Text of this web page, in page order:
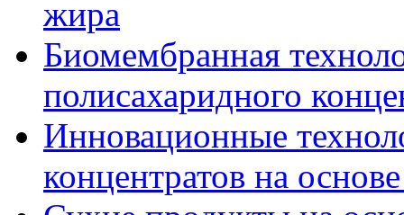
жира
Биомембранная
полисахаридного
Инновационные
концентратов на